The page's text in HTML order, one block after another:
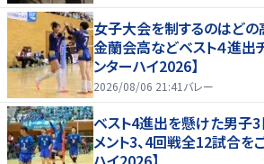
女子大会を制するのはど
金蘭会高などベスト４進出
ンターハイ2026】
2026/08/06 21:41 バレー
ベスト4進出を懸けた男子3
メント3、4回戦全12試合を